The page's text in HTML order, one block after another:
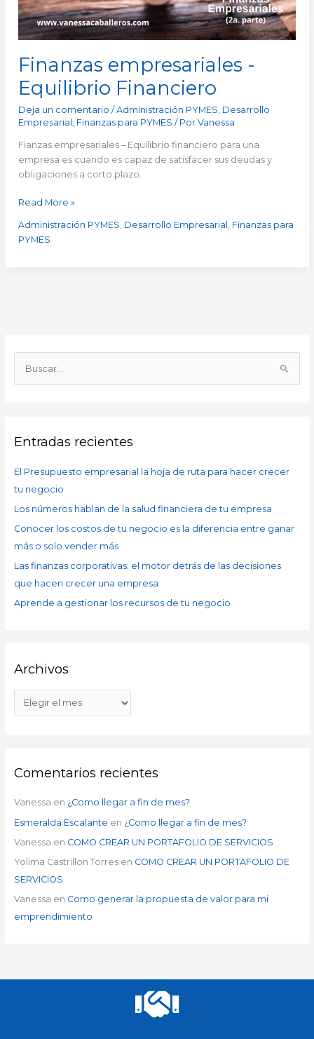
Finanzas empresariales -
Equilibrio Financiero
Deja un comentario /Administración PYMES Desarrollo
Empresarial Finanzas para PYMES / PorVanessa
Fianzas empresariales – Equilibrio financiero para una
empresa es cuando es capaz de satisfacer sus deudas y
obligaciones a corto plazo.
Read More »
Administración PYMES Desarrollo Empresarial Finanzas para
PYMES
a
p
o
r
:
Entradas recientes
El Presupuesto empresarial la hoja de ruta para hacer crecer
tu negocio
Los números hablan de la salud financiera de tu empresa
Conocer los costos de tu negocio es la diferencia entre ganar
más o solo vender más
Las finanzas corporativas: el motor detrás de las decisiones
que hacen crecer una empresa
Aprende a gestionar los recursos de tu negocio
Archivos
o
Comentarios recientes
Vanessa en ¿Como llegar a fin de mes?
Esmeralda Escalante en ¿Como llegar a fin de mes?
Vanessa en COMO CREAR UN PORTAFOLIO DE SERVICIOS
Yolima Castrillon Torresen COMO CREAR UN PORTAFOLIO DE
SERVICIOS
Vanessa en Como generar la propuesta de valor para mi
emprendimiento